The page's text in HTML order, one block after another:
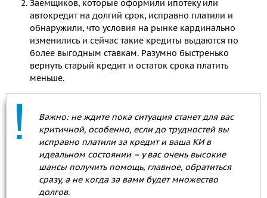
Заемщиков, которые оформили ипотеку или
автокредит на долгий срок, исправно платили и
обнаружили, что условия на рынке кардинально
изменились и сейчас такие кредиты выдаются по
более выгодным ставкам. Разумно быстренько
вернуть старый кредит и остаток срока платить
меньше.
Важно: не ждите пока ситуация станет для вас
критичной, особенно, если до трудностей вы
исправно платили за кредит и ваша КИ в
идеальном состоянии – у вас очень высокие
шансы получить помощь, главное, обратиться
сразу, а не когда за вами будет множество
долгов.